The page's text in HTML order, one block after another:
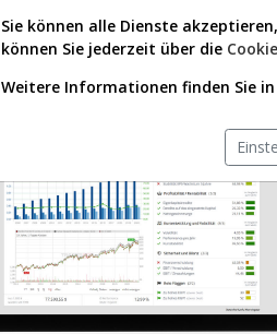
Sie können alle Dienste
können Sie jederzeit über die
Weitere Informationen finden Sie